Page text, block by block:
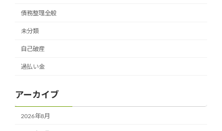
債務整理全般
未分類
自己破産
過払い金
アーカイブ
2026年8月